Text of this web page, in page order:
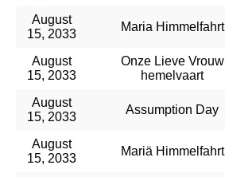
August
15, 2033
Maria Himmelfahrt
August
15, 2033
Onze Lieve Vrouw
hemelvaart
August
15, 2033
Assumption Day
August
15, 2033
Mariä Himmelfahrt